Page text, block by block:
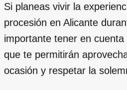
Si planeas vivir la
procesión en Alicante
importante tener en
que te permitirán
ocasión y respetar la